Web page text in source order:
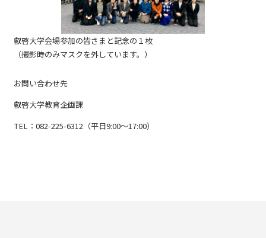
叡啓大学会場参加の皆さまと記念の１枚
（撮影時のみマスクを外しています。）
お問い合わせ先
叡啓大学教育企画課
TEL：082-225-6312（平日9:00～17:00）